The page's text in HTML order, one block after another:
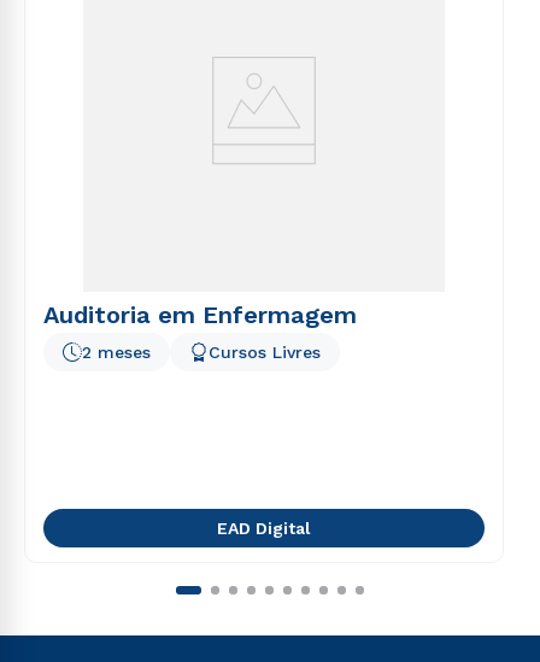
Auditoria em Enfermagem
2 meses Cursos Livres
EAD Digital